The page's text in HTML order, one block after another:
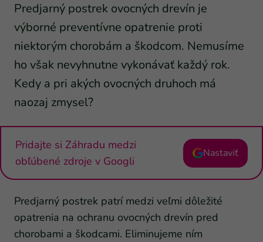
Predjarný postrek ovocných drevín je
výborné preventívne opatrenie proti
niektorým chorobám a škodcom. Nemusíme
ho však nevyhnutne vykonávať každý rok.
Kedy a pri akých ovocných druhoch má
naozaj zmysel?
Pridajte si Záhradu medzi
obľúbené zdroje v Googli
Nastaviť
Predjarný postrek patrí medzi veľmi dôležité
opatrenia na ochranu ovocných drevín pred
chorobami a škodcami. Eliminujeme ním